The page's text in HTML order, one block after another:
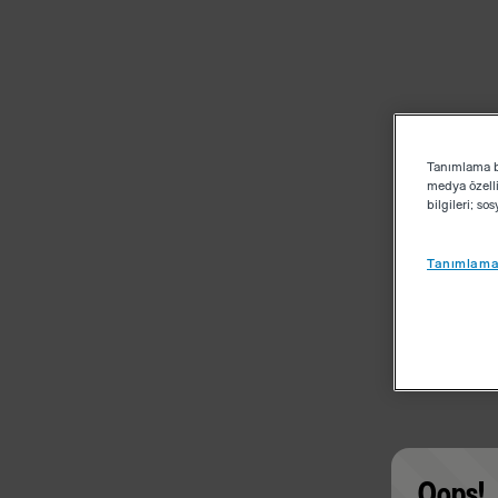
medya
bilgileri;